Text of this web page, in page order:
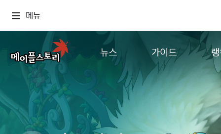
메뉴
뉴스
업데이트
이벤트
캐시샵 공지
가이드
컨텐